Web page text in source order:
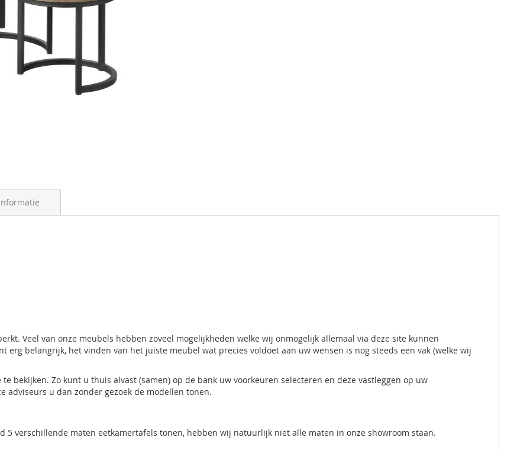
Veel van onze meubels hebben zoveel mogelijkheden welke wij onmogelijk allemaal via deze site kunnen
erg belangrijk, het vinden van het juiste meubel wat precies voldoet aan uw wensen is nog steeds een vak (welke wij
bekijken. Zo kunt u thuis alvast (samen) op de bank uw voorkeuren selecteren en deze vastleggen op uw
adviseurs u dan zonder gezoek de modellen tonen.
verschillende maten eetkamertafels tonen, hebben wij natuurlijk niet alle maten in onze showroom staan.